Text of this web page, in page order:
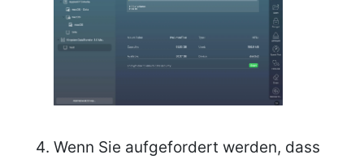
Wenn Sie aufgefordert werden, dass